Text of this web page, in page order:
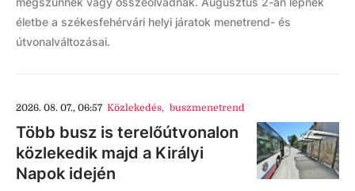
életbe a székesfehérvári helyi járatok menetrend- és
útvonalváltozásai.
2026. 08. 07., 06:57 Közlekedés, buszmenetrend
Több busz is terelőútvonalon
közlekedik majd a Királyi
Napok idején